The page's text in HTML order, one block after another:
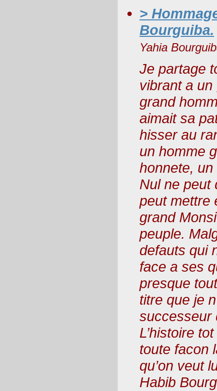
>
Bourguiba.
Yahia
Je partage
vibrant a
grand
aimait sa
hisser au
un homme
honnete,
Nul ne peut
peut mettre
grand
peuple.
defauts qui
face a ses
presque
titre que je
successeur
L’histoire
toute facon
qu’on veut
Habib